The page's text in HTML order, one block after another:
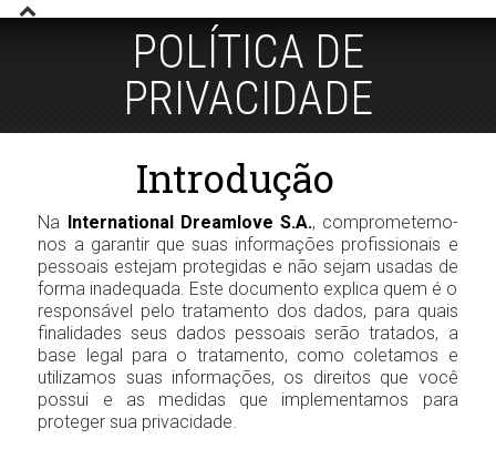
POLÍTICA DE
PRIVACIDADE
Introdução
Na International Dreamlove S.A., comprometemo-
nos a garantir que suas informações profissionais e
pessoais estejam protegidas e não sejam usadas de
forma inadequada. Este documento explica quem é o
responsável pelo tratamento dos dados, para quais
finalidades seus dados pessoais serão tratados, a
base legal para o tratamento, como coletamos e
utilizamos suas informações, os direitos que você
possui e as medidas que implementamos para
proteger sua privacidade.